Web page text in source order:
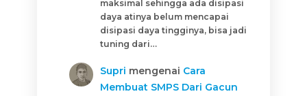
maksimal sehingga ada disipasi
daya atinya belum mencapai
disipasi daya tingginya, bisa jadi
tuning dari…
Supri mengenai Cara
Membuat SMPS Dari Gacun